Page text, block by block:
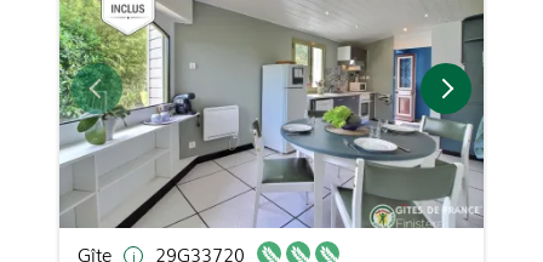
Gîte
29G33720